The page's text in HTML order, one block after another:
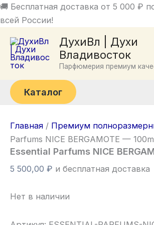
🚚 Бесплатная доставка от 5 000 ₽
всей России!
Перейти
к
ДухиВл | Духи
Владивосток
Парфюмерия премиум
Каталог
Главная / Премиум
Parfums NICE BERGAMOTE —
Essential Parfums NICE
5 500,00 ₽ и бесплатная доставка
Нет в наличии